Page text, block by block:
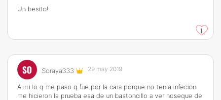
Un besito!
1
SO Soraya333 29 may 2019
A mi lo q me paso q fue por la cara porque no tenia infecion
me hicieron la prueba esa de un bastoncillo a ver noseque de